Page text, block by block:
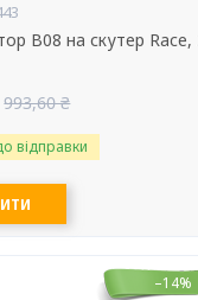
В08 на скутер Race,
993,60 ₴
відправки
–14%